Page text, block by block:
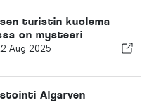
turistin kuolema
on mysteeri
Aug 2025
Algarven